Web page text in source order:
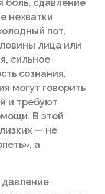
боль, сдавление
нехватки
пот,
лица или
сильное
сознания,
могут говорить
и требуют
В этой
— не
а